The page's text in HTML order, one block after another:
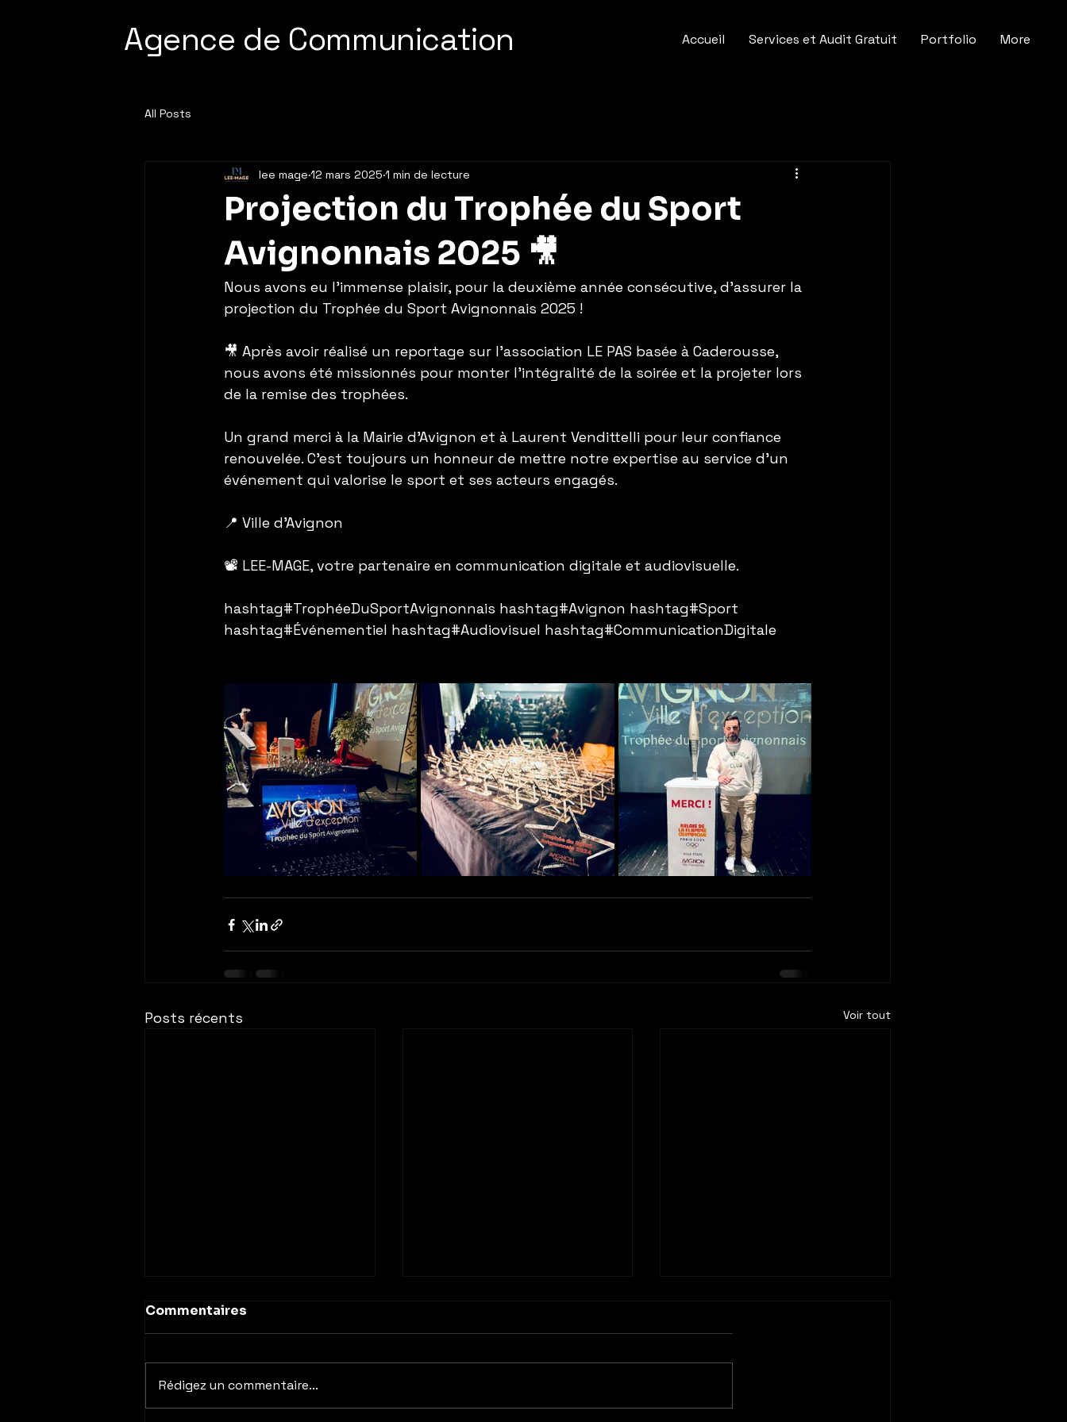
Agence de Communication Accueil Services et Audit Gratuit Portfolio More
All Posts
Projection du Trophée du Sport
Avignonnais 2025 🎥
lee mage 12 mars 2025 1 min de lecture
Nous avons eu l’immense plaisir, pour la deuxième année consécutive, d’assurer la
projection du Trophée du Sport Avignonnais 2025 !
🎥 Après avoir réalisé un reportage sur l’association LE PAS basée à Caderousse,
nous avons été missionnés pour monter l’intégralité de la soirée et la projeter lors
de la remise des trophées.
Un grand merci à la Mairie d’Avignon et à Laurent Vendittelli pour leur confiance
renouvelée. C’est toujours un honneur de mettre notre expertise au service d’un
événement qui valorise le sport et ses acteurs engagés.
📍 Ville d'Avignon
📽️ LEE-MAGE, votre partenaire en communication digitale et audiovisuelle.
hashtag#TrophéeDuSportAvignonnais hashtag#Avignon hashtag#Sport
hashtag#Événementiel hashtag#Audiovisuel hashtag#CommunicationDigitale
Posts récents Voir tout
Commentaires
Rédigez un commentaire...